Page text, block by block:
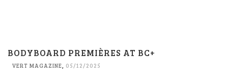
BODYBOARD PREMIÈRES AT BC+
VERT MAGAZINE, 05/12/2025